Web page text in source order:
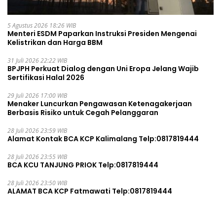
5 Agustus 2026 18:26 WIB
Menteri ESDM Paparkan Instruksi Presiden Mengenai
Kelistrikan dan Harga BBM
31 Juli 2026 22:22 WIB
BPJPH Perkuat Dialog dengan Uni Eropa Jelang Wajib
Sertifikasi Halal 2026
29 Juli 2026 17:00 WIB
Menaker Luncurkan Pengawasan Ketenagakerjaan
Berbasis Risiko untuk Cegah Pelanggaran
28 Juli 2026 23:59 WIB
Alamat Kontak BCA KCP Kalimalang Telp:0817819444
28 Juli 2026 23:55 WIB
BCA KCU TANJUNG PRIOK Telp:0817819444
28 Juli 2026 23:50 WIB
ALAMAT BCA KCP Fatmawati Telp:0817819444